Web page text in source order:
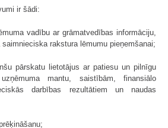
ir šādi:
vadību ar grāmatvedības informāciju,
saimnieciska rakstura lēmumu pieņemšanai;
pārskatu lietotājus ar patiesu un pilnīgu
mantu, saistībām, finansiālo
darbības rezultātiem un naudas